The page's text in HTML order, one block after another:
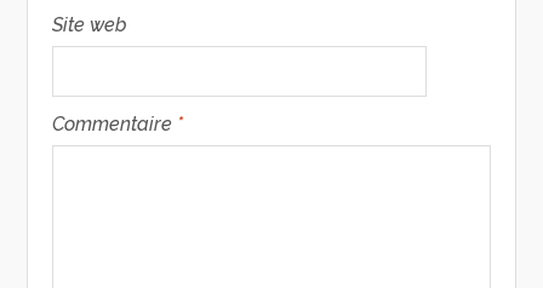
Site web
Commentaire *